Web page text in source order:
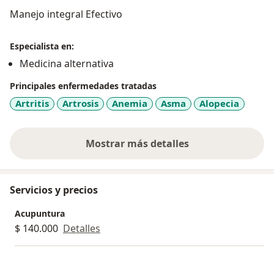
Manejo integral Efectivo
Especialista en:
Medicina alternativa
Principales enfermedades tratadas
Artritis Artrosis Anemia Asma Alopecia
Mostrar más detalles
sobre la experiencia
Servicios y precios
Acupuntura
$ 140.000 Detalles